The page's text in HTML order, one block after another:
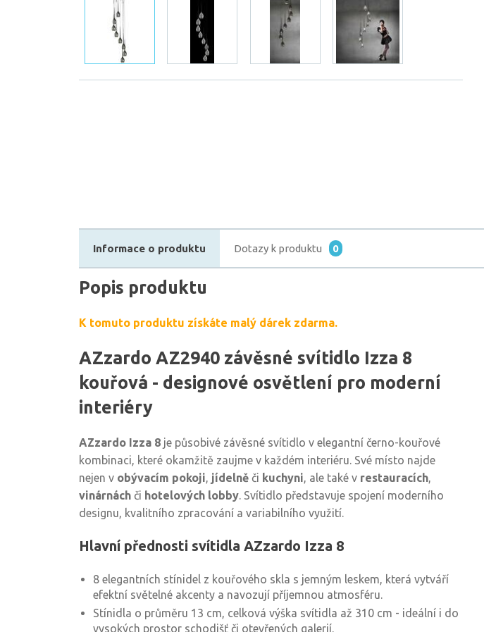
Informace o produktu Dotazy k produktu 0
Popis produktu
K tomuto produktu získáte malý dárek zdarma.
AZzardo AZ2940 závěsné svítidlo Izza 8
kouřová - designové osvětlení pro moderní
interiéry
AZzardo Izza 8 je působivé závěsné svítidlo v elegantní černo-kouřové
kombinaci, které okamžitě zaujme v každém interiéru. Své místo najde
nejen v obývacím pokoji, jídelně či kuchyni, ale také v restauracích,
vinárnách či hotelových lobby. Svítidlo představuje spojení moderního
designu, kvalitního zpracování a variabilního využití.
Hlavní přednosti svítidla AZzardo Izza 8
8 elegantních stínidel z kouřového skla s jemným leskem, která vytváří
efektní světelné akcenty a navozují příjemnou atmosféru.
Stínidla o průměru 13 cm, celková výška svítidla až 310 cm - ideální i do
vysokých prostor schodišť či otevřených galerií.